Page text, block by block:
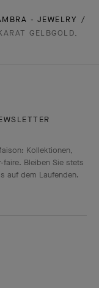
- JEWELRY
GELBGOLD,
Kollektionen,
faire. Bleiben Sie stets
auf dem Laufenden.